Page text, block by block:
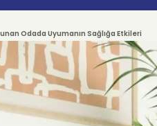
Odada Uyumanın Sağlığa Etkileri